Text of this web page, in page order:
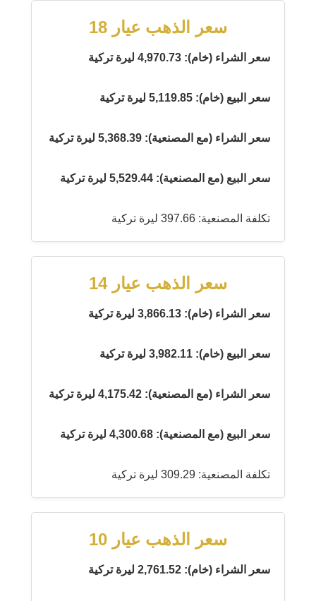
سعر الذهب عيار 18
سعر الشراء (خام): 4,970.73 ليرة تركية
سعر البيع (خام): 5,119.85 ليرة تركية
سعر الشراء (مع المصنعية): 5,368.39 ليرة تركية
سعر البيع (مع المصنعية): 5,529.44 ليرة تركية
تكلفة المصنعية: 397.66 ليرة تركية
سعر الذهب عيار 14
سعر الشراء (خام): 3,866.13 ليرة تركية
سعر البيع (خام): 3,982.11 ليرة تركية
سعر الشراء (مع المصنعية): 4,175.42 ليرة تركية
سعر البيع (مع المصنعية): 4,300.68 ليرة تركية
تكلفة المصنعية: 309.29 ليرة تركية
سعر الذهب عيار 10
سعر الشراء (خام): 2,761.52 ليرة تركية